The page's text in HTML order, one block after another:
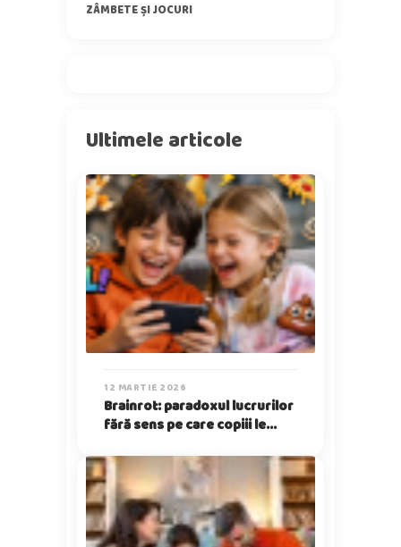
ZÂMBETE ȘI JOCURI
Ultimele articole
12 MARTIE 2026
Brainrot: paradoxul lucrurilor
fără sens pe care copiii le